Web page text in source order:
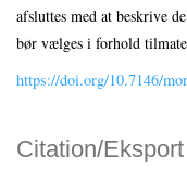
Citation/Eksport
afsluttes med at beskrive
bør vælges i forhold
https://doi.org/10.7146/